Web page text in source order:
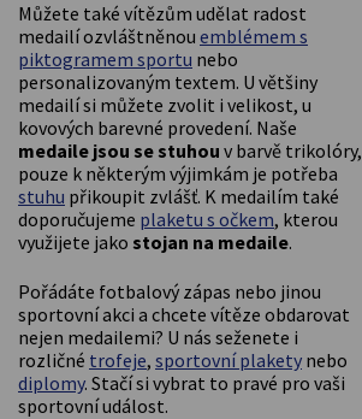
Můžete také vítězům udělat radost
medailí ozvláštněnou emblémem s
piktogramem sportu nebo
personalizovaným textem. U většiny
medailí si můžete zvolit i velikost, u
kovových barevné provedení. Naše
medaile jsou se stuhou v barvě trikolóry,
pouze k některým výjimkám je potřeba
stuhu přikoupit zvlášť. K medailím také
doporučujeme plaketu s očkem, kterou
využijete jako stojan na medaile.
Pořádáte fotbalový zápas nebo jinou
sportovní akci a chcete vítěze obdarovat
nejen medailemi? U nás seženete i
rozličné trofeje, sportovní plakety nebo
diplomy. Stačí si vybrat to pravé pro vaši
sportovní událost.